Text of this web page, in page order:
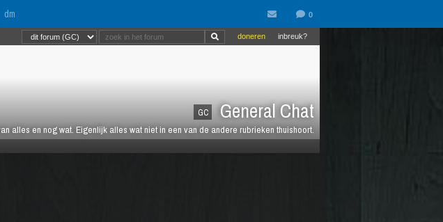
dm
GC General Chat
alles en nog wat. Eigenlijk alles wat niet in een van de andere rubrieken thuishoort.
inbreuk?
doneren